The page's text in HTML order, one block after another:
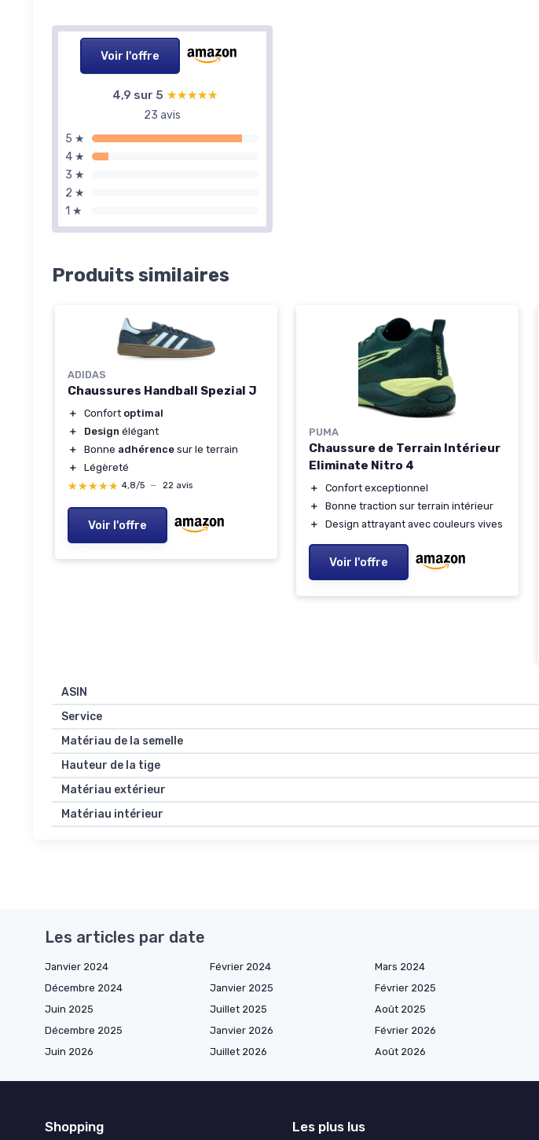
Voir l'offre
4,9 sur 5 ★★★★★
★★★★★
23 avis
5 ★
4 ★
3 ★
2 ★
1 ★
Produits similaires
ADIDAS
Chaussures Handball Spezial J
＋ Confort optimal
＋
Design élégant
＋
Bonne adhérence sur le terrain
＋
Légèreté
★★★★★
★★★★★ 4,8/5 — 22 avis
Voir l'offre
PUMA
Chaussure de Terrain Intérieur
Eliminate Nitro 4
＋
Confort exceptionnel
＋
Bonne traction sur terrain intérieur
＋
Design attrayant avec couleurs vives
Voir l'offre
ASIN
Service
Matériau de la semelle
Hauteur de la tige
Matériau extérieur
Matériau intérieur
Les articles par date
Janvier 2024 Février 2024 Mars 2024
Décembre 2024
Janvier 2025 Février 2025
Juin 2025
Juillet 2025 Août 2025
Décembre 2025
Janvier 2026 Février 2026
Juin 2026
Juillet 2026 Août 2026
Shopping Les plus lus